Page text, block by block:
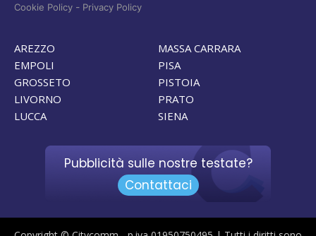
Cookie Policy - Privacy Policy
AREZZO
EMPOLI
GROSSETO
LIVORNO
LUCCA
MASSA CARRARA
PISA
PISTOIA
PRATO
SIENA
Pubblicità sulle nostre testate?
Contattaci